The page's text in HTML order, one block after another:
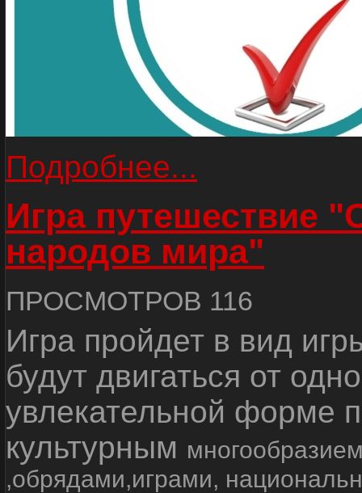
Подробнее...
Игра путешествие
народов мира"
ПРОСМОТРОВ 116
Игра пройдет в вид
будут двигаться от
увлекательной форме
культурным
,обрядами,играми,